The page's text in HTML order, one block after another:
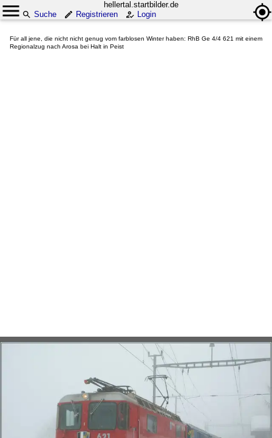
hellertal.startbilder.de
Suche
Registrieren Login
Für all jene, die nicht nicht genug vom farblosen Winter haben: RhB Ge 4/4 621 mit einem
Regionalzug nach Arosa bei Halt in Peist